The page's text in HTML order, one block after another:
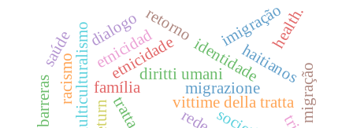
tratta vittime della tratta
diritti umaniidentidade
etnicidade
imigração
família
multiculturalismoetnicidad haitianos
racismo
dialogo
migrazione migração
retorno
saúde
return
health.
barreras